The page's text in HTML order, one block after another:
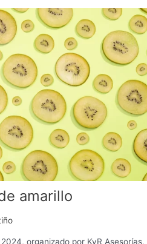
amarillo
organizado por KyR Asesorías,